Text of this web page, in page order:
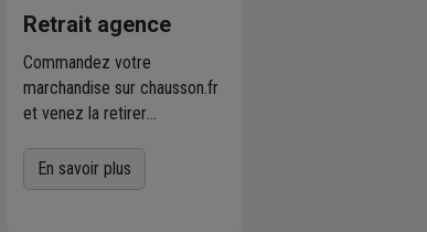
Retrait agence
Commandez votre
marchandise sur chausson.fr
et venez la retirer
l'agence Chausson à
proximitéde chez vous.
En savoir plus